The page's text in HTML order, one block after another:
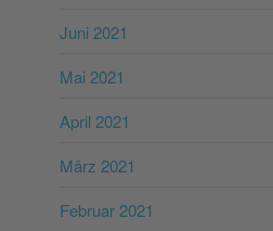
Juni 2021
Mai 2021
April 2021
März 2021
Februar 2021